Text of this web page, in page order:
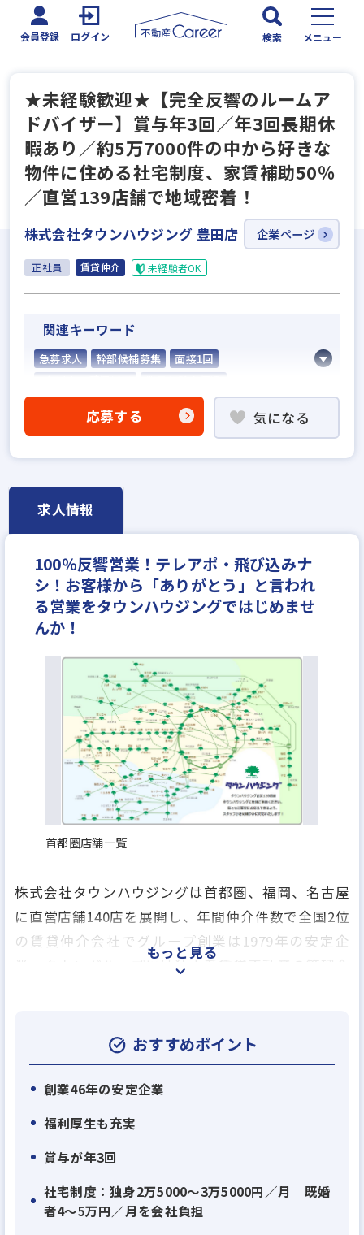
会員登録 ログイン 検索 メニュー
★未経験歓迎★【完全反響のルームア
ドバイザー】賞与年3回／年3回長期休
暇あり／約5万7000件の中から好きな
物件に住める社宅制度、家賃補助50％
／直営139店舗で地域密着！
株式会社タウンハウジング 豊田店 企業ページ
正社員 賃貸仲介 未経験者OK
関連キーワード
急募求人 幹部候補募集
面接1回
不動産売買仲介経験者歓迎
既卒・第2新卒歓迎
成果給が充実
設立30年以上
学歴不問
宅建取引士歓迎
社宅・家賃補助あり
資格支援制度あり
研修制度あり
転勤なし
残業少ない
女性が活躍中
ノルマ無し
離職率5％以下
平均年齢20代
応募する 気になる
求人情報
100％反響営業！テレアポ・飛び込みナ
シ！お客様から「ありがとう」と言われ
る営業をタウンハウジングではじめませ
んか！
首都圏店舗一覧
株式会社タウンハウジングは首都圏、福岡、名古屋
に直営店舗140店を展開し、年間仲介件数で全国2位
の賃貸仲介会社でグループ創業は1979年の安定企
業、タウングループには独立系賃貸不動産の管理会
飲食事業を行う会社など、グループ全17社で総合生
活関連のあらゆるサービスを提供しております。
もっと見る
おすすめポイント
創業46年の安定企業
福利厚生も充実
賞与が年3回
社宅制度：独身2万5000～3万5000円／月 既婚
者4～5万円／月を会社負担